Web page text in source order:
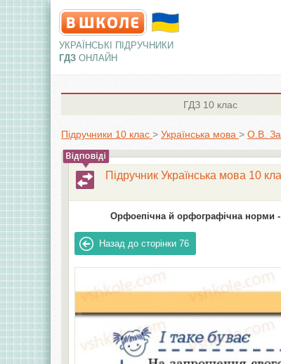
УКРАЇНСЬКІ ПІДРУЧНИКИ
ГДЗ ОНЛАЙН
ГДЗ 10 клас
Підручники 10 клас > Українська мова > О.В.
Підручник Українська мова 10
Орфоепічна й орфографічна норми -
Назад до сторінки 76